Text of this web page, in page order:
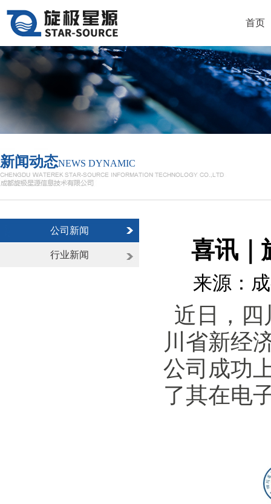
首页
新闻动态NEWS DYNAMIC
公司新闻
行业新闻 喜讯｜
来源：
近日，四
川省新经
公司成功
了其在电